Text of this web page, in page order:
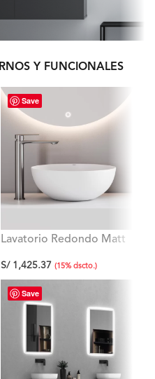
Y FUNCIONALES
Save
Lavatorio Redondo Matt
Signature
S/1,425.37 (15% dscto.)
Save